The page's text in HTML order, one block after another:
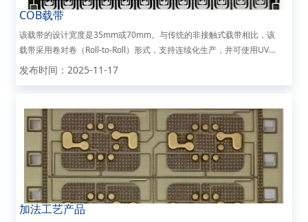
COB载带
该载带的设计宽度是35mm或70mm。与传统的非接触式载带相比，该
载带采用卷对卷（Roll-to-Roll）形式，支持连续化生产，并可使用UV
胶进行封装。这一特性显著提升了封装过程的自动化程度和作业效率，
发布时间：2025-11-17
加法工艺产品